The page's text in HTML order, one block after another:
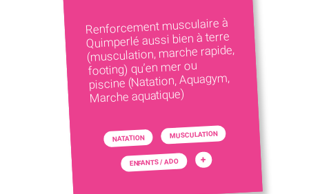
Renforcement musculaire à
Quimperlé aussi bien à terre
(musculation, marche rapide,
footing) qu’en mer ou
piscine (Natation, Aquagym,
Marche aquatique)
NATATION MUSCULATION
ENFANTS / ADO +